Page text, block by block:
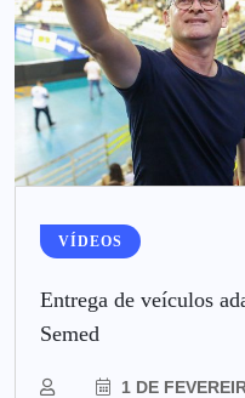
VÍDEOS
Entrega de veículos
Semed
1 DE